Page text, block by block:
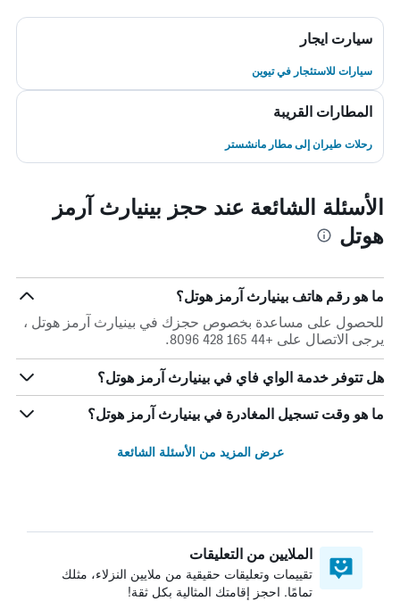
سيارت ايجار
سيارات للاستئجار في تيوين
المطارات القريبة
رحلات طيران إلى مطار مانشستر
الأسئلة الشائعة عند حجز بينيارث آرمز
هوتل
ما هو رقم هاتف بينيارث آرمز هوتل؟
للحصول على مساعدة بخصوص حجزك في بينيارث آرمز هوتل ،
يرجى الاتصال على +44 165 428 8096.
هل تتوفر خدمة الواي فاي في بينيارث آرمز هوتل؟
ما هو وقت تسجيل المغادرة في بينيارث آرمز هوتل؟
عرض المزيد من الأسئلة الشائعة
الملايين من التعليقات
تقييمات وتعليقات حقيقية من ملايين النزلاء، مثلك
تمامًا. احجز إقامتك المثالية بكل ثقة!